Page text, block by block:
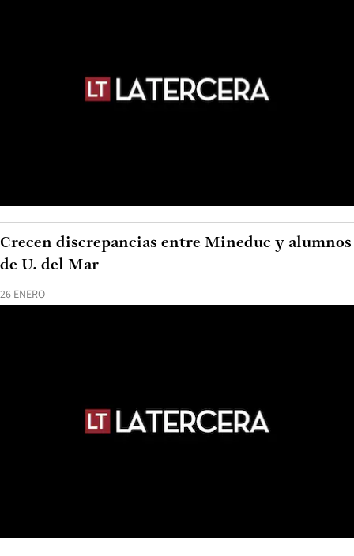
26 ENERO
Crecen discrepancias entre Mineduc y alumnos
de U. del Mar